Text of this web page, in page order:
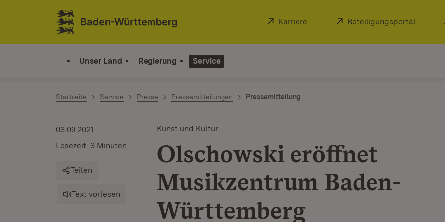
Zum Inhalt springen
Link zur Startseite
Extern:
Karriere (Öffnet in neuem Fenster)
Extern:
Beteiligungsportal
Unser Land Regierung Service
Startseite Service Presse Pressemitteilungen Pressemitteilung
Kunst und Kultur
Olschowski eröffnet
Musikzentrum Baden-
Württemberg
03.09.2021
Lesezeit: 3 Minuten
Teilen
Text vorlesen